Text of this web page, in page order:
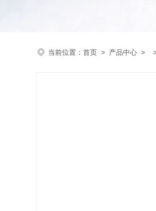
当前位置： 首页 > 产品中心 >